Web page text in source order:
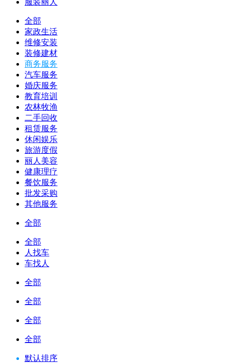
服装丽人
全部
家政生活
维修安装
装修建材
商务服务
汽车服务
婚庆服务
教育培训
农林牧渔
二手回收
租赁服务
休闲娱乐
旅游度假
丽人美容
健康理疗
餐饮服务
批发采购
其他服务
全部
全部
人找车
车找人
全部
全部
全部
全部
默认排序